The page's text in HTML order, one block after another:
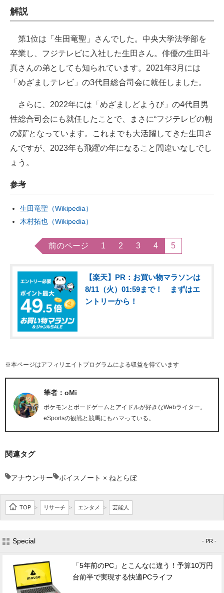
ITエンジニア向け専門サイト
企業向けIT製品の総合サイト
IT製品の技術・比較・事例
エレクトロニクス専門サイト
建設×テクノロジーの最前線
ちょっと気になるネットの話題
解説
第1位は「生田竜聖」さんでした。中央大学法学部を
卒業し、フジテレビに入社した生田さん。俳優の生田斗
真さんの弟としても知られています。2021年3月には
「めざましテレビ」の3代目総合司会に就任しました。
さらに、2022年には「めざましどようび」の4代目男
性総合司会にも就任したことで、まさに“フジテレビの朝
の顔”となっています。これまでも大活躍してきた生田さ
んですが、2023年も飛躍の年になること間違いなしでし
ょう。
参考
生田竜聖（Wikipedia）
木村拓也（Wikipedia）
前のページ 1 2 3 4 5
【楽天】PR：お買い物マラソンは
8/11（火）01:59まで！ まずはエ
ントリーから！
※本ページはアフィリエイトプログラムによる収益を得ています
筆者：oMi
ポケモンとボードゲームとアイドルが好きなWebライター。
eSportsの観戦と競馬にもハマっている。
関連タグ
アナウンサー ボイスノート × ねとらぼ
TOP > リサーチ > エンタメ > 芸能人
Special - PR -
「5年前のPC」とこんなに違う！予算10万円
台前半で実現する快適PCライフ